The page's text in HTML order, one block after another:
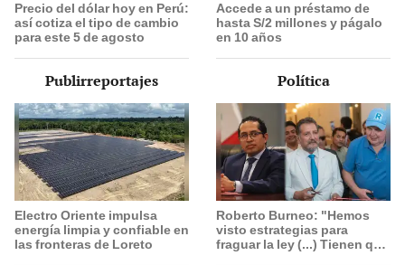
Precio del dólar hoy en Perú:
así cotiza el tipo de cambio
para este 5 de agosto
Accede a un préstamo de
hasta S/2 millones y págalo
en 10 años
Publirreportajes
Electro Oriente impulsa
energía limpia y confiable en
las fronteras de Loreto
Política
Roberto Burneo: "Hemos
visto estrategias para
fraguar la ley (...) Tienen que